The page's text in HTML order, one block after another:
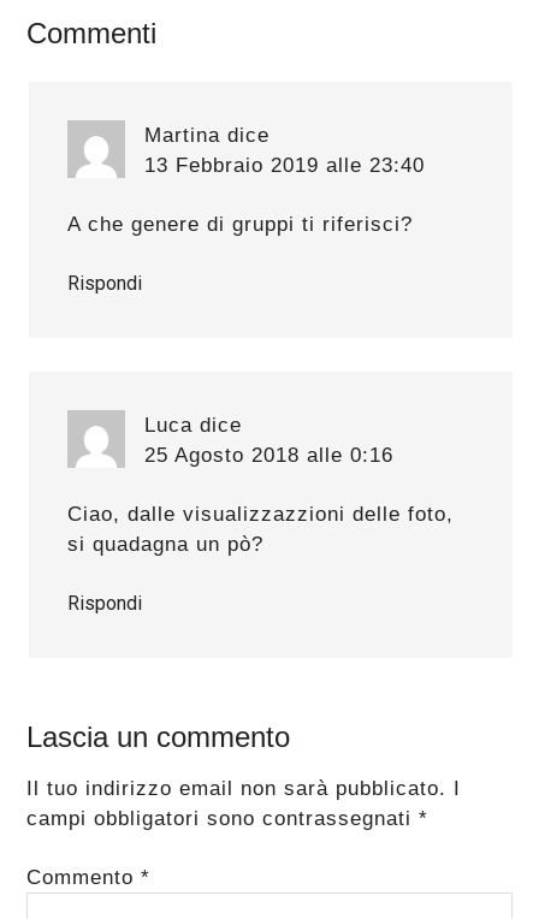
Interazioni
lettore
Commenti
Martina dice
13 Febbraio 2019 alle 23:40
A che genere di gruppi ti riferisci?
Rispondi
Luca dice
25 Agosto 2018 alle 0:16
Ciao, dalle visualizzazzioni delle foto,
si quadagna un pò?
Rispondi
Lascia un commento
Il tuo indirizzo email non sarà pubblicato. I
campi obbligatori sono contrassegnati*
Commento*